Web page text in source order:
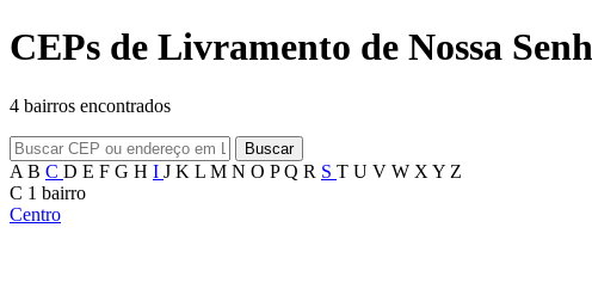
CEPs de Livramento de Nossa
4 bairros encontrados
Buscar
A B C D E F G H I J K L M N O PQ R S T U V W X Y Z
C 1 bairro
Centro